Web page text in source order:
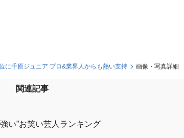
に千原ジュニア プロ&業界人からも熱い支持 画像・写真詳細
関連記事
い”お笑い芸人ランキング